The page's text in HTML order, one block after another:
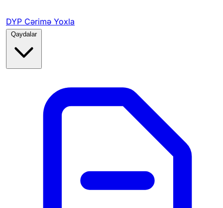
DYP Cərimə Yoxla
Qaydalar